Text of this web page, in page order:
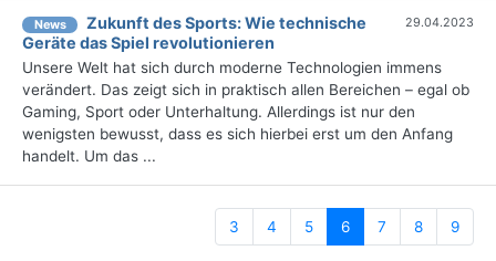
News
Zukunft des Sports: Wie technische
Geräte das Spiel revolutionieren
29.04.2023
Unsere Welt hat sich durch moderne Technologien immens
verändert. Das zeigt sich in praktisch allen Bereichen – egal ob
Gaming, Sport oder Unterhaltung. Allerdings ist nur den
wenigsten bewusst, dass es sich hierbei erst um den Anfang
handelt. Um das ...
3 4 5 6(current)
7 8 9